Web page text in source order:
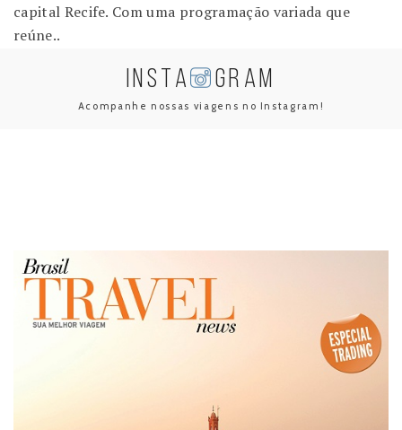
capital Recife. Com uma programação variada que
reúne..
INSTA GRAM
Acompanhe nossas viagens no Instagram!